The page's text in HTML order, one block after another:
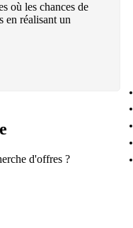
où les chances de
en réalisant un
d'offres ?